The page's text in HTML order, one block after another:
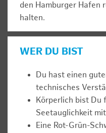
den Hamburger Hafen
halten.
WER DU BIST
Du hast einen
technisches
Körperlich bist Du
Seetauglichkeit
Eine Rot-Grün-